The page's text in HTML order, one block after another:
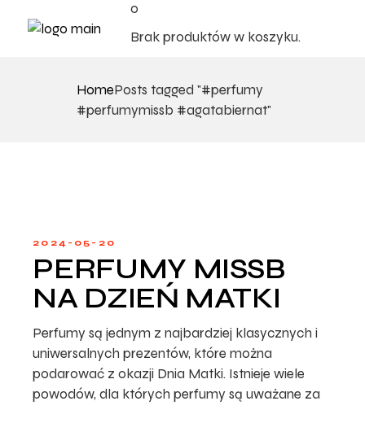
0
Brak produktów w koszyku.
HomePosts tagged "#perfumy
#perfumymissb #agatabiernat"
2024-05-20
PERFUMY MISSB
NA DZIEŃ MATKI
Perfumy są jednym z najbardziej klasycznych i
uniwersalnych prezentów, które można
podarować z okazji Dnia Matki. Istnieje wiele
powodów, dla których perfumy są uważane za